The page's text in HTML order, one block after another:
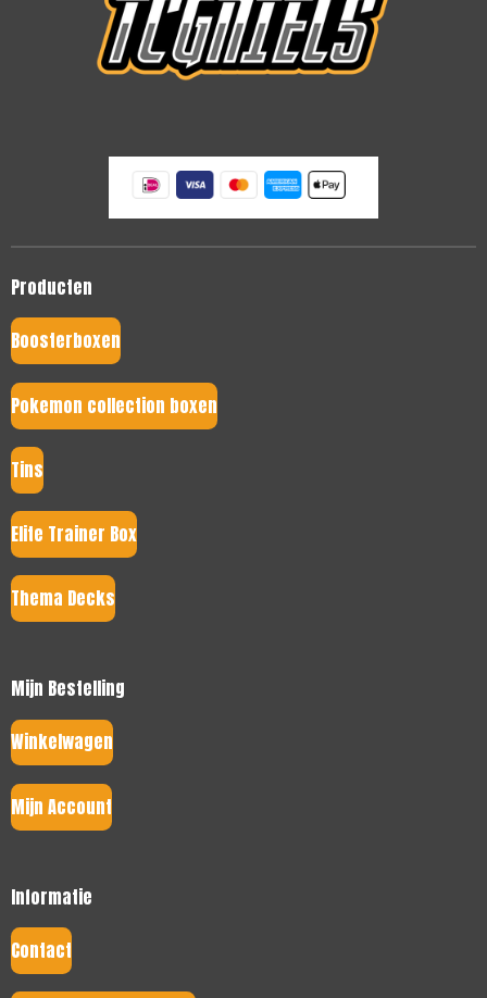
Producten
Boosterboxen
Pokemon collection boxen
Tins
Elite Trainer Box
Thema Decks
Mijn Bestelling
Winkelwagen
Mijn Account
Informatie
Contact